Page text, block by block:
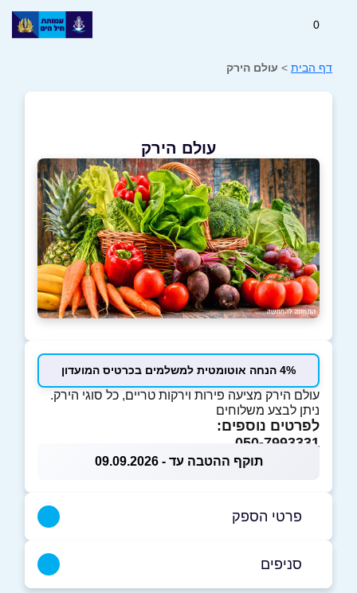
0
דף הבית > עולם הירק
עולם הירק
4% הנחה אוטומטית למשלמים בכרטיס המועדון
עולם הירק מציעה פירות וירקות טריים, כל סוגי הירק.
ניתן לבצע משלוחים
לפרטים נוספים:
050-7993331
תוקף ההטבה עד - 09.09.2026
פרטי הספק
סניפים